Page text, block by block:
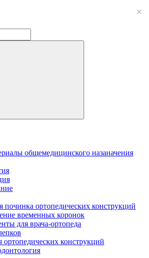
общемедицинского назаначения
починка ортопедических конструкций
временных коронок
для врача-ортопеда
конструкций